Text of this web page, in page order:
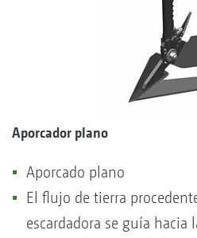
Aporcador plano
Aporcado plano
El flujo de tierra
escardadora se guía hacia